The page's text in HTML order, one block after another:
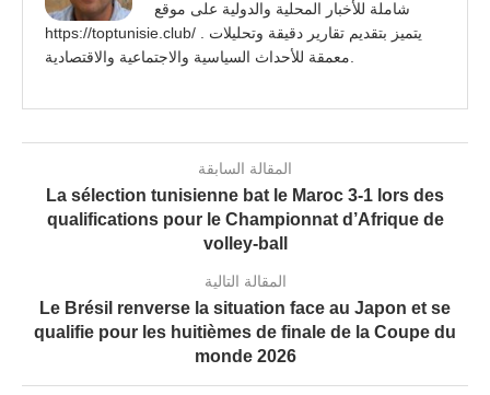
شاملة للأخبار المحلية والدولية على موقع
https://toptunisie.club/ . يتميز بتقديم تقارير دقيقة وتحليلات
المقالة السابقة
La sélection tunisienne bat le Maroc 3-1 lors des
qualifications pour le Championnat d’Afrique de
volley-ball
المقالة التالية
Le Brésil renverse la situation face au Japon et se
qualifie pour les huitièmes de finale de la Coupe du
monde 2026